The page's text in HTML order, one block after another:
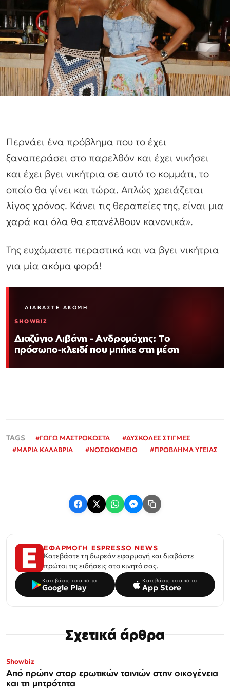
Περνάει ένα πρόβλημα που το έχει
ξαναπεράσει στο παρελθόν και έχει νικήσει
και έχει βγει νικήτρια σε αυτό το κομμάτι, το
οποίο θα γίνει και τώρα. Απλώς χρειάζεται
λίγος χρόνος. Κάνει τις θεραπείες της, είναι μια
χαρά και όλα θα επανέλθουν κανονικά».
Της ευχόμαστε περαστικά και να βγει νικήτρια
για μία ακόμα φορά!
ΔΙΑΒΆΣΤΕ ΑΚΌΜΗ
SHOWBIZ
Διαζύγιο Λιβάνη - Ανδρομάχης: Το
πρόσωπο-κλειδί που μπήκε στη μέση
#ΓΩΓΩ ΜΑΣΤΡΟΚΩΣΤΑ #ΔΥΣΚΟΛΕΣ ΣΤΙΓΜΕΣ
#ΜΑΡΙΑ ΚΑΛΑΒΡΙΑ #ΝΟΣΟΚΟΜΕΙΟ #ΠΡΟΒΛΗΜΑ ΥΓΕΙΑΣ
ΕΦΑΡΜΟΓΗ ESPRESSO NEWS
Κατεβάστε τη δωρεάν εφαρμογή και διαβάστε
πρώτοι τις ειδήσεις στο κινητό σας.
Κατεβάστε το από το
Google Play
Κατεβάστε το από το
App Store
Σχετικά άρθρα
Showbiz
Από πρώην σταρ ερωτικών ταινιών στην οικογένεια
και τη μητρότητα